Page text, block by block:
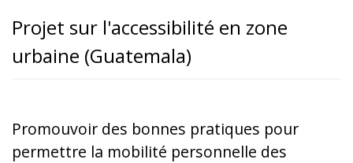
Projet sur l'accessibilité en zone
urbaine (Guatemala)
Promouvoir des bonnes pratiques pour
permettre la mobilité personnelle des